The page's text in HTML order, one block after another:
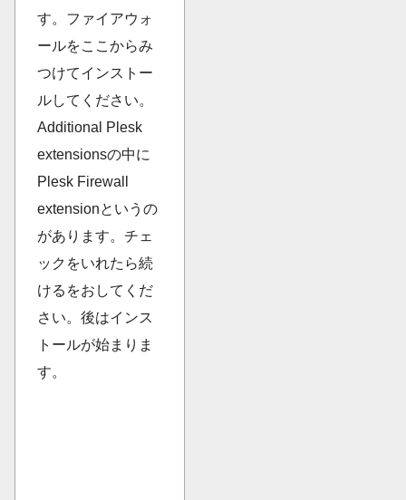
す。ファイアウォ
ールをここからみ
つけてインストー
ルしてください。
Additional Plesk
extensionsの中に
Plesk Firewall
extensionというの
があります。チェ
ックをいれたら続
けるをおしてくだ
さい。後はインス
トールが始まりま
す。